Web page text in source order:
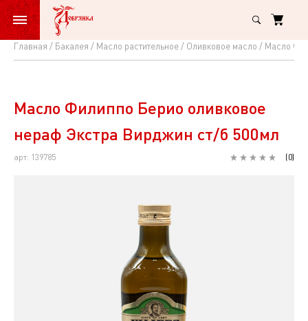
Главная Бакалея Масло растительное Оливковое масло Масло
Масло
Берио
оливковое
нераф
Масло Филиппо Берио оливковое
нераф Экстра Вирджин ст/б 500мл
арт: 139785 (0)